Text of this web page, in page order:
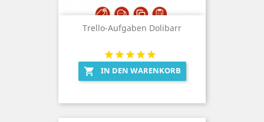
Trello-Aufgaben Dolibarr
 IN DEN WARENKORB